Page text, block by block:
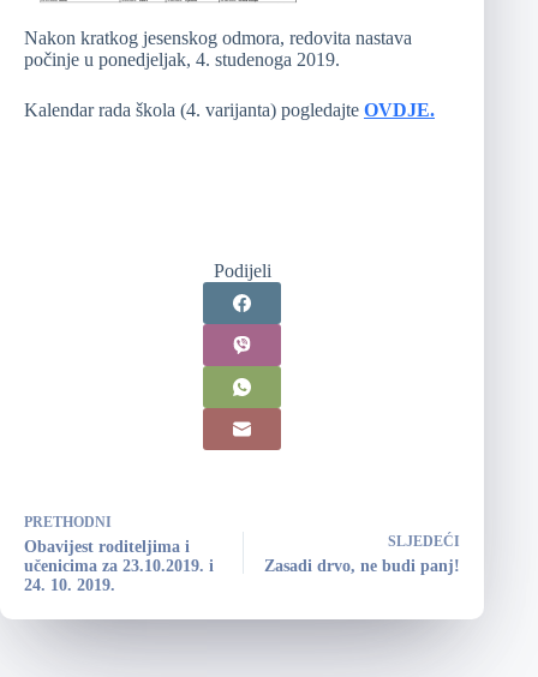
Nakon kratkog jesenskog odmora, redovita nastava
počinje u ponedjeljak, 4. studenoga 2019.
Kalendar rada škola (4. varijanta) pogledajte OVDJE.
Podijeli
PRETHODNI
Obavijest roditeljima i
učenicima za 23.10.2019. i
24. 10. 2019.
SLJEDEĆI
Zasadi drvo, ne budi panj!